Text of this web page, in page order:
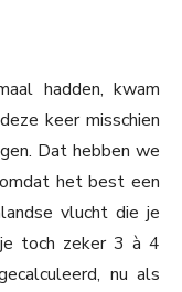
hadden, kwam
keer misschien
Dat hebben we
het best een
vlucht die je
toch zeker 3 à 4
nu als